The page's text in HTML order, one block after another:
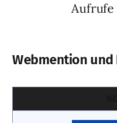
Aufrufe
Webmention